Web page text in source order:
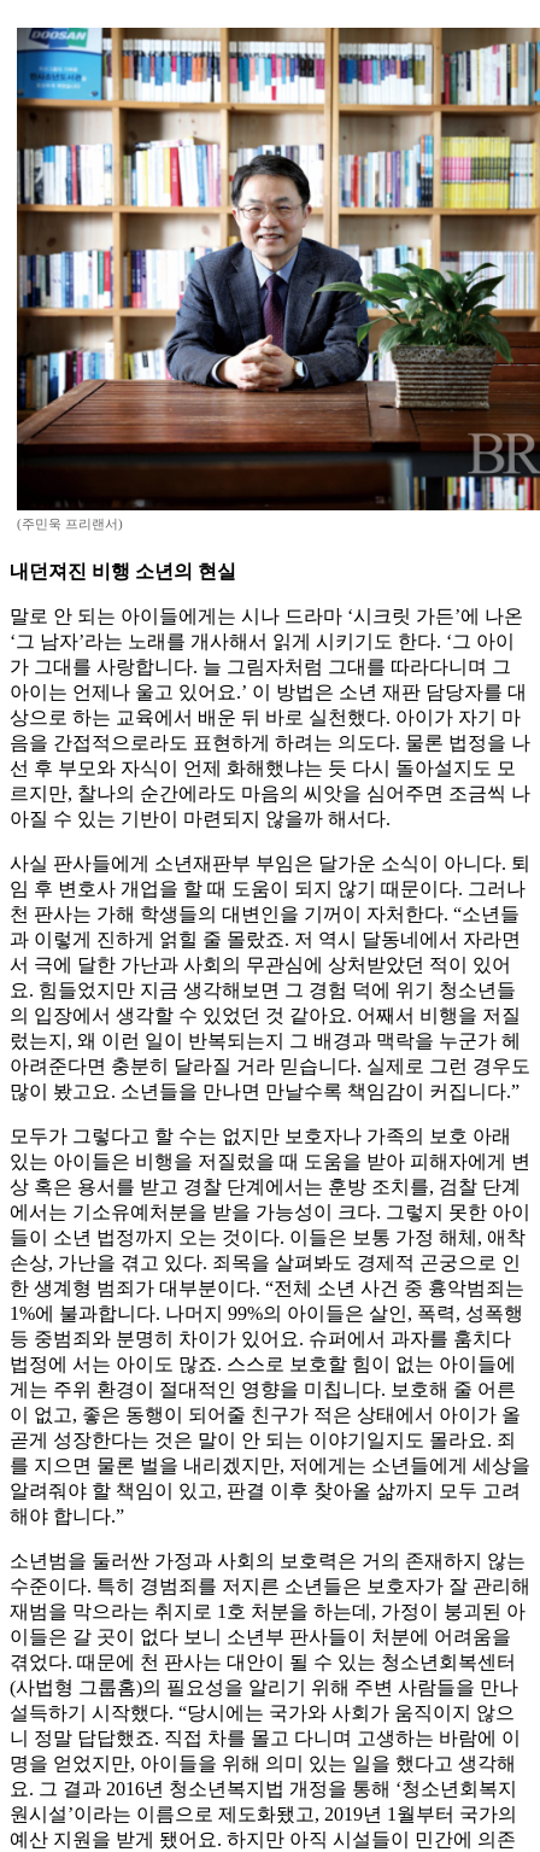
(주민욱 프리랜서)
내던져진 비행 소년의 현실
말로 안 되는 아이들에게는 시나 드라마 ‘시크릿 가든’에 나온
‘그 남자’라는 노래를 개사해서 읽게 시키기도 한다. ‘그 아이
가 그대를 사랑합니다. 늘 그림자처럼 그대를 따라다니며 그
아이는 언제나 울고 있어요.’ 이 방법은 소년 재판 담당자를 대
상으로 하는 교육에서 배운 뒤 바로 실천했다. 아이가 자기 마
음을 간접적으로라도 표현하게 하려는 의도다. 물론 법정을 나
선 후 부모와 자식이 언제 화해했냐는 듯 다시 돌아설지도 모
르지만, 찰나의 순간에라도 마음의 씨앗을 심어주면 조금씩 나
아질 수 있는 기반이 마련되지 않을까 해서다.
사실 판사들에게 소년재판부 부임은 달가운 소식이 아니다. 퇴
임 후 변호사 개업을 할 때 도움이 되지 않기 때문이다. 그러나
천 판사는 가해 학생들의 대변인을 기꺼이 자처한다. “소년들
과 이렇게 진하게 얽힐 줄 몰랐죠. 저 역시 달동네에서 자라면
서 극에 달한 가난과 사회의 무관심에 상처받았던 적이 있어
요. 힘들었지만 지금 생각해보면 그 경험 덕에 위기 청소년들
의 입장에서 생각할 수 있었던 것 같아요. 어째서 비행을 저질
렀는지, 왜 이런 일이 반복되는지 그 배경과 맥락을 누군가 헤
아려준다면 충분히 달라질 거라 믿습니다. 실제로 그런 경우도
많이 봤고요. 소년들을 만나면 만날수록 책임감이 커집니다.”
모두가 그렇다고 할 수는 없지만 보호자나 가족의 보호 아래
있는 아이들은 비행을 저질렀을 때 도움을 받아 피해자에게 변
상 혹은 용서를 받고 경찰 단계에서는 훈방 조치를, 검찰 단계
에서는 기소유예처분을 받을 가능성이 크다. 그렇지 못한 아이
들이 소년 법정까지 오는 것이다. 이들은 보통 가정 해체, 애착
손상, 가난을 겪고 있다. 죄목을 살펴봐도 경제적 곤궁으로 인
한 생계형 범죄가 대부분이다. “전체 소년 사건 중 흉악범죄는
1%에 불과합니다. 나머지 99%의 아이들은 살인, 폭력, 성폭행
등 중범죄와 분명히 차이가 있어요. 슈퍼에서 과자를 훔치다
법정에 서는 아이도 많죠. 스스로 보호할 힘이 없는 아이들에
게는 주위 환경이 절대적인 영향을 미칩니다. 보호해 줄 어른
이 없고, 좋은 동행이 되어줄 친구가 적은 상태에서 아이가 올
곧게 성장한다는 것은 말이 안 되는 이야기일지도 몰라요. 죄
를 지으면 물론 벌을 내리겠지만, 저에게는 소년들에게 세상을
알려줘야 할 책임이 있고, 판결 이후 찾아올 삶까지 모두 고려
해야 합니다.”
소년범을 둘러싼 가정과 사회의 보호력은 거의 존재하지 않는
수준이다. 특히 경범죄를 저지른 소년들은 보호자가 잘 관리해
재범을 막으라는 취지로 1호 처분을 하는데, 가정이 붕괴된 아
이들은 갈 곳이 없다 보니 소년부 판사들이 처분에 어려움을
겪었다. 때문에 천 판사는 대안이 될 수 있는 청소년회복센터
(사법형 그룹홈)의 필요성을 알리기 위해 주변 사람들을 만나
설득하기 시작했다. “당시에는 국가와 사회가 움직이지 않으
니 정말 답답했죠. 직접 차를 몰고 다니며 고생하는 바람에 이
명을 얻었지만, 아이들을 위해 의미 있는 일을 했다고 생각해
요. 그 결과 2016년 청소년복지법 개정을 통해 ‘청소년회복지
원시설’이라는 이름으로 제도화됐고, 2019년 1월부터 국가의
예산 지원을 받게 됐어요. 하지만 아직 시설들이 민간에 의존